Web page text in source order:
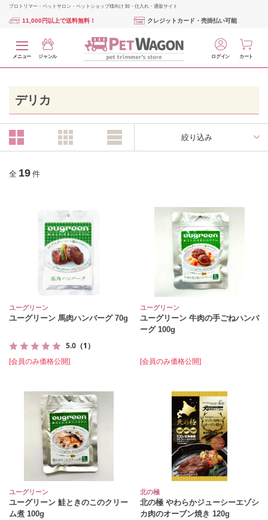
プロトリマー・ペットサロン・ペットショップ様向け 卸・仕入れ・通販サイト
11,000円以上で送料無料！ クレジットカード・売掛払い可能
メニュー ジャンル ログイン カート
デリカ
絞り込み
全 19 件
ユーグリーン
ユーグリーン 馬肉ハンバーグ 70g
5.0 （1）
[会員のみ価格公開]
ユーグリーン
ユーグリーン 牛肉の手ごねハンバ
ーグ 100g
[会員のみ価格公開]
ユーグリーン
ユーグリーン 鮭ときのこのクリー
ム煮 100g
北の極
北の極 やわらかジューシーエゾシ
カ肉のオーブン焼き 120g